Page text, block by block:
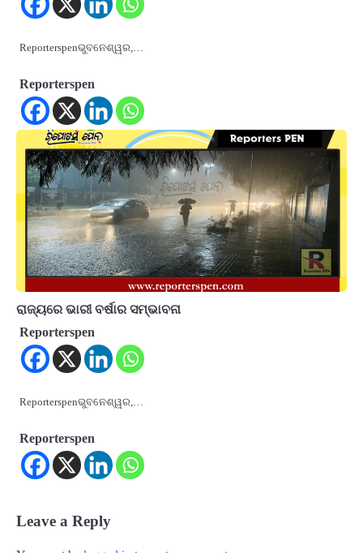
Reporterspenଭୁବନେଶ୍ୱର,…
Reporterspen
ରାଜ୍ୟରେ ଭାରୀ ବର୍ଷାର ସମ୍ଭାବନା
Reporterspen
Reporterspenଭୁବନେଶ୍ୱର,…
Reporterspen
Leave a Reply